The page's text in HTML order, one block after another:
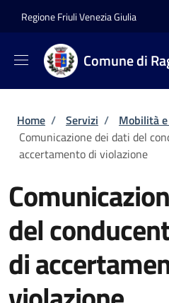
Regione Friuli Venezia Giulia
Comune di
Briciole di pane
Home / Servizi / Mobilità
Comunicazione dei dati del
accertamento di violazione
del
di